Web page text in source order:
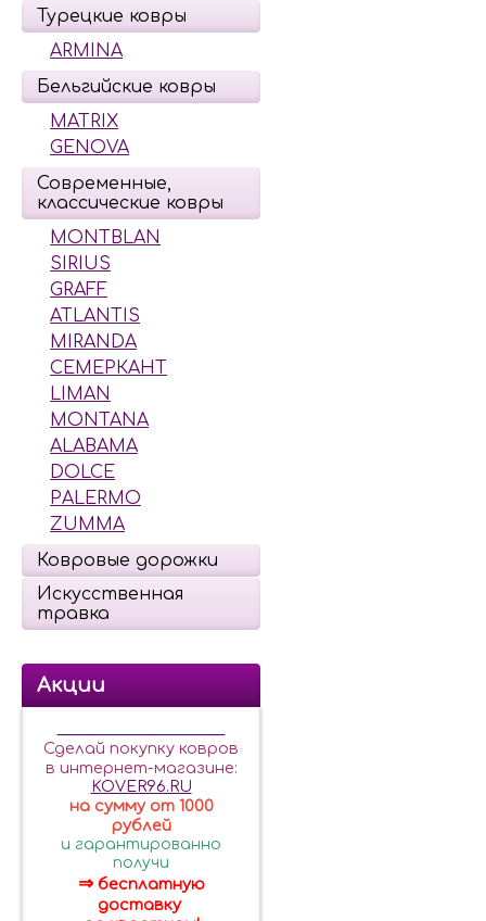
Турецкие ковры
ARMINA
Бельгийские ковры
MATRIX
GENOVA
Современные,
классические ковры
MONTBLAN
SIRIUS
GRAFF
ATLANTIS
MIRANDA
СЕМЕРКАНТ
LIMAN
MONTANA
ALABAMA
DOLCE
PALERMO
ZUMMA
Ковровые дорожки
Искусственная
травка
Акции
Сделай покупку ковров
в интернет-магазине:
KOVER96.RU
на сумму от 1000
рублей
и гарантированно
получи
⇒ бесплатную
доставку